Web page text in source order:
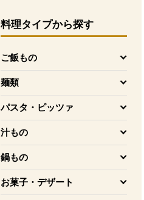
料理タイプから探す
ご飯もの
を開く
麺類
を開く
パスタ・ピッツァ
を開く
汁もの
を開く
鍋もの
を開く
お菓子・デザート
を開く